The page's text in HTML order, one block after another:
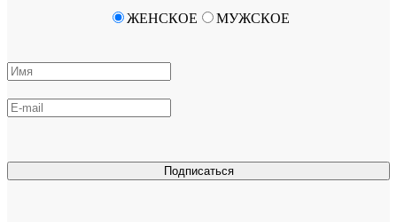
Подписаться
ЖЕНСКОЕ МУЖСКОЕ